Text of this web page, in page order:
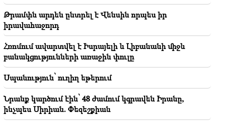
20:21
Եթե նման գործելակերպը շարունակվի ՌԴ-ն իր
զբոսաշրջիկներին խորհուրդ կտա չայցելել
Հայաստան. Մատվիենկո
Նոր մեղադրանք՝ Գագիկ Ծառուկյանին. Թրամփը
ընտրել է իր իրավահաջորդին (տեսանյութ)
19:46
Գումարը կհոսի այս կենդանակերպի նշանների
Թրամփն արդեն ընտրել է Վենսին որպես իր
իրավահաջորդ
Հռոմում ավարտվել է Իսրայելի և Լիբանանի միջև
բանակցությունների առաջին փուլը
Սպանություն՝ ուղիղ եթերում
Նրանք կարծում էին՝ 48 ժամում կգրավեն Իրանը,
ինչպես Սիրիան. Փեզեշքիան